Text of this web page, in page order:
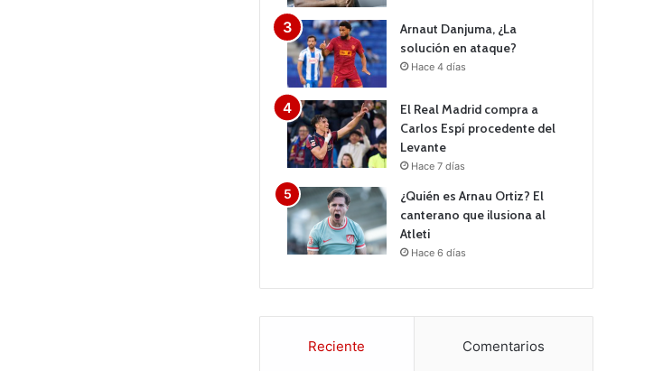
Arnaut Danjuma, ¿La
solución en ataque?
Hace 4 días
El Real Madrid compra a
Carlos Espí procedente del
Levante
Hace 7 días
¿Quién es Arnau Ortiz? El
canterano que ilusiona al
Atleti
Hace 6 días
Reciente Comentarios